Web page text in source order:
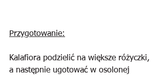
Przygotowanie:
Kalafiora podzielić na większe różyczki,
a następnie ugotować w osolonej